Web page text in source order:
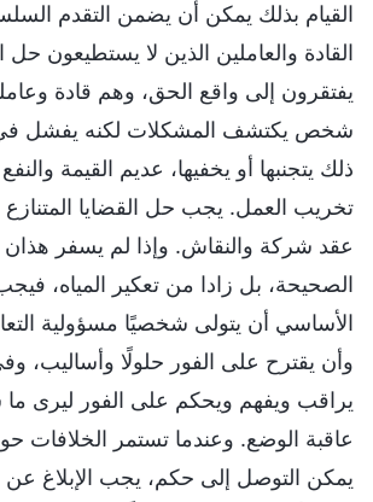
القيام بذلك يمكن أن يضمن التقدم
القادة والعاملين الذين لا يستطيعون
يفتقرون إلى واقع الحق، وهم قادة
شخص يكتشف المشكلات لكنه يفشل في
ذلك يتجنبها أو يخفيها، عديم القيمة
تخريب العمل. يجب حل القضايا
عقد شركة والنقاش. وإذا لم يسفر هذان
الصحيحة، بل زادا من تعكير المياه،
الأساسي أن يتولى شخصيًا مسؤولية
وأن يقترح على الفور حلولًا وأساليب،
يراقب ويفهم ويحكم على الفور ليرى ما
عاقبة الوضع. وعندما تستمر الخلافات
يمكن التوصل إلى حكم، يجب الإبلاغ